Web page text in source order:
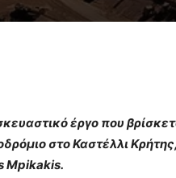
έργο που
στο Καστέλλι
Mpikakis.